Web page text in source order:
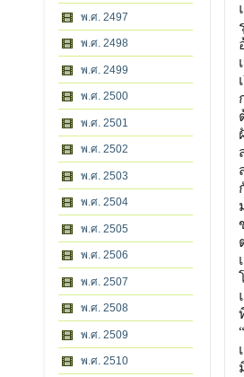
พ.ศ. 2497
พ.ศ. 2498
พ.ศ. 2499
พ.ศ. 2500
พ.ศ. 2501
พ.ศ. 2502
พ.ศ. 2503
พ.ศ. 2504
พ.ศ. 2505
พ.ศ. 2506
พ.ศ. 2507
พ.ศ. 2508
พ.ศ. 2509
พ.ศ. 2510